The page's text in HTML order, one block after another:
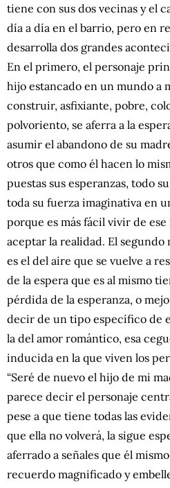
tiene con sus dos vecinas y el
día a día en el barrio, pero en
desarrolla dos grandes
En el primero, el personaje
hijo estancado en un mundo a
construir, asfixiante, pobre,
polvoriento, se aferra a la
asumir el abandono de su
otros que como él hacen lo
puestas sus esperanzas, todo
toda su fuerza imaginativa en
porque es más fácil vivir de ese
aceptar la realidad. El segundo
es el del aire que se vuelve a
de la espera que es al mismo
pérdida de la esperanza, o
decir de un tipo específico de
la del amor romántico, esa
inducida en la que viven los
“Seré de nuevo el hijo de mi
parece decir el personaje
pese a que tiene todas las
que ella no volverá, la sigue
aferrado a señales que él
recuerdo magnificado y